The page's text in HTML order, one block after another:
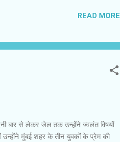
जब अपनी जिंदगी में ही इतने उतार-चढ़ाव
...
READ MORE
बार से लेकर जेल तक उन्होंने ज्वलंत विषयों
उन्होंने मुंबई शहर के तीन युवकों के प्रेम की